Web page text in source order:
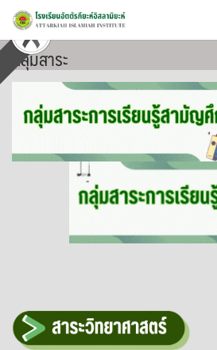
Skip
content
กลุ่มสาระ